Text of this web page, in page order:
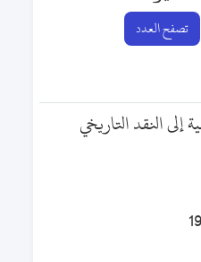
تصفح العدد
إلى النقد التاريخي